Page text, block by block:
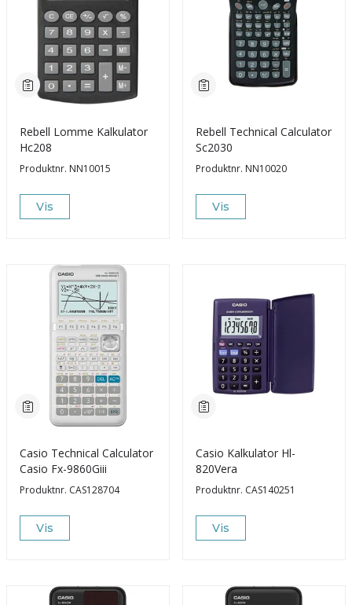
Rebell Lomme Kalkulator
Hc208
Produktnr. NN10015
Vis
Rebell Technical Calculator
Sc2030
Produktnr. NN10020
Vis
Casio Technical Calculator
Casio Fx-9860Giii
Produktnr. CAS128704
Vis
Casio Kalkulator Hl-
820Vera
Produktnr. CAS140251
Vis